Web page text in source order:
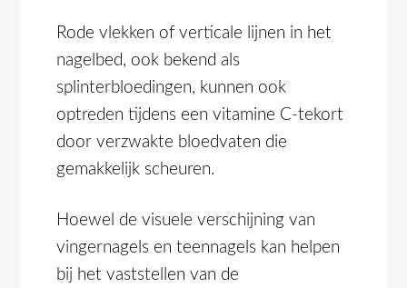
Rode vlekken of verticale lijnen in het
nagelbed, ook bekend als
splinterbloedingen, kunnen ook
optreden tijdens een vitamine C-tekort
door verzwakte bloedvaten die
gemakkelijk scheuren.
Hoewel de visuele verschijning van
vingernagels en teennagels kan helpen
bij het vaststellen van de